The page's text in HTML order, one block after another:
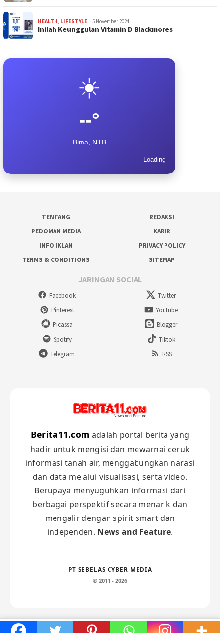
HEALTH, LIFESTYLE 5 November 2024
Inilah Keunggulan Vitamin D Blackmores
☀️
--°
Bima, NTB
-- Loading
TENTANG
REDAKSI
PEDOMAN MEDIA
KARIR
INFO IKLAN
PRIVACY POLICY
TERMS & CONDITIONS
SITEMAP
JARINGAN SOCIAL
Facebook
Twitter
Pinterest
Youtube
Picassa
Blogger
Spotify
Tiktok
Telegram
RSS
Berita11.com adalah portal berita yang
hadir untuk mengisi dan mewarnai ceruk
informasi tanah air, menggabungkan narasi
dan data melalui visualisasi, serta video.
Berupaya menyuguhkan informasi dari
berbagai perspektif secara menarik dan
mengalir dengan spirit smart dan
independen. News and Feature.
PT SEBELAS CYBER MEDIA
© 2011 - 2026
Maghrib: Subuh: 04:50